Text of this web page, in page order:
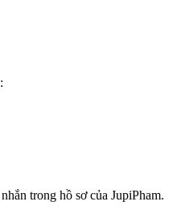
trong hồ sơ của JupiPham.